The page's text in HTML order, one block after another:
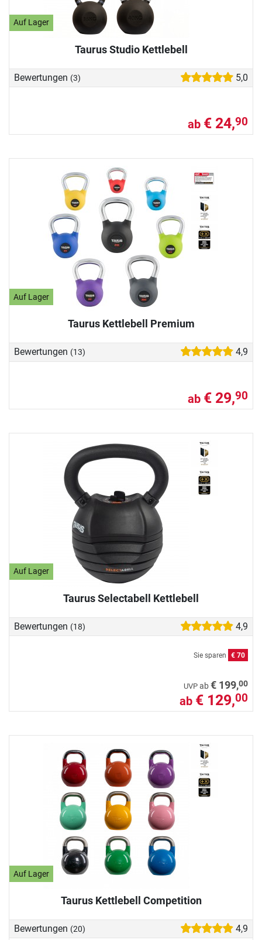
Auf Lager
Taurus Studio Kettlebell
Bewertungen (3) 5,0
ab € 24,90
Auf Lager
Taurus Kettlebell Premium
Bewertungen (13) 4,9
ab € 29,90
Auf Lager
Taurus Selectabell Kettlebell
Bewertungen (18) 4,9
Sie sparen € 70
UVP ab€ 199,00
ab € 129,00
Auf Lager
Taurus Kettlebell Competition
Bewertungen (20) 4,9